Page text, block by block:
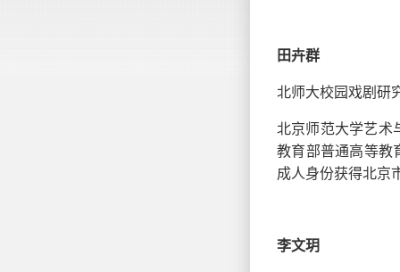
田卉群
北师大校园戏剧研
北京师范大学艺术
教育部普通高等教
成人身份获得北京
李文玥